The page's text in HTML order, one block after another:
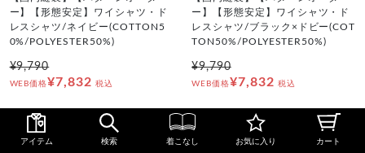
ー】【形態安定】ワイシャツ・ド
レスシャツ/ネイビー(COTTON5
0%/POLYESTER50%)
¥9,790
WEB価格¥7,832 税込
ー】【形態安定】ワイシャツ・ド
レスシャツ/ブラック×ドビー(COT
TON50%/POLYESTER50%)
¥9,790
WEB価格¥7,832 税込
アイテム 検索 着こなし お気に入り カート